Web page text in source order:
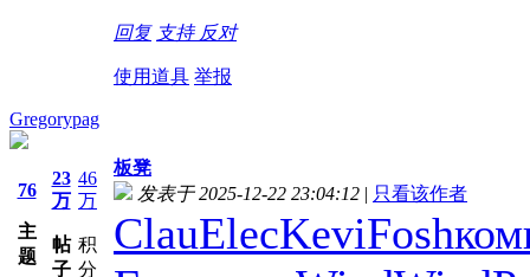
回复 支持 反对
使用道具 举报
Gregorypag
76
主
题
23
万
帖
子
46
万
积
分
板凳
发表于 2025-12-22 23:04:12 | 只看该作者
ClauElecKeviFosh